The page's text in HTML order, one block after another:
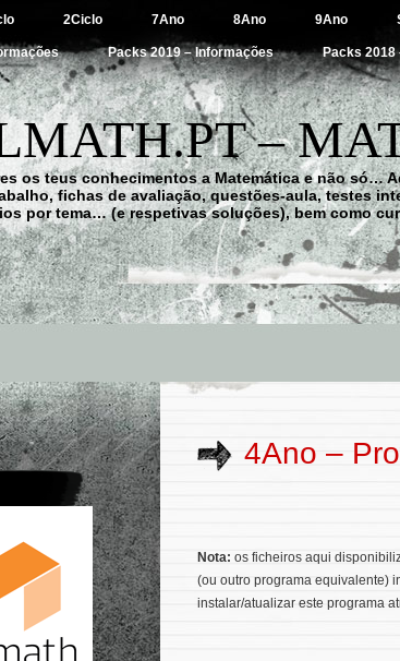
2Ciclo 7Ano 8Ano 9Ano
Packs 2019 – Informações Packs 2018
–
os teus conhecimentos a Matemática e não só…
fichas de avaliação, questões-aula, testes
por tema… (e respetivas soluções), bem como
4Ano –
Nota: os ficheiros aqui
(ou outro programa equivalente)
instalar/atualizar este programa